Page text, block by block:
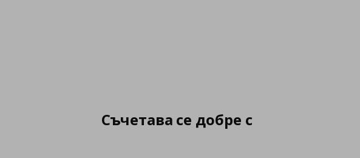
Съчетава се добре с